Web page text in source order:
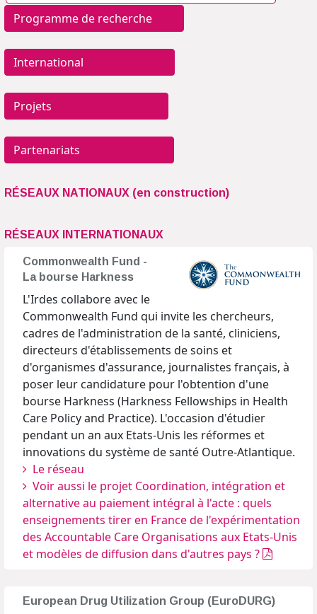
Programme de recherche
International
Projets
Partenariats
RÉSEAUX NATIONAUX (en construction)
RÉSEAUX INTERNATIONAUX
Commonwealth Fund -
La bourse Harkness
L'Irdes collabore avec le
Commonwealth Fund qui invite les chercheurs,
cadres de l'administration de la santé, cliniciens,
directeurs d'établissements de soins et
d'organismes d'assurance, journalistes français, à
poser leur candidature pour l'obtention d'une
bourse Harkness (Harkness Fellowships in Health
Care Policy and Practice). L'occasion d'étudier
pendant un an aux Etats-Unis les réformes et
innovations du système de santé Outre-Atlantique.
Le réseau
Voir aussi le projet Coordination, intégration et
alternative au paiement intégral à l'acte : quels
enseignements tirer en France de l'expérimentation
des Accountable Care Organisations aux Etats-Unis
et modèles de diffusion dans d'autres pays ?
European Drug Utilization Group (EuroDURG)